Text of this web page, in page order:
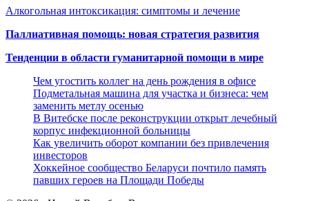
Алкогольная интоксикация: симптомы и лечение
Паллиативная помощь: новая стратегия развития
Тенденции в области гуманитарной помощи в мире
Чем угостить коллег на день рождения в офисе
Подметальная машина для участка и бизнеса: чем
заменить метлу осенью
В Витебске после реконструкции открыт лечебный
корпус инфекционной больницы
Как увеличить оборот компании без привлечения
инвесторов
Хоккейное сообщество Беларуси почтило память
павших героев на Площади Победы